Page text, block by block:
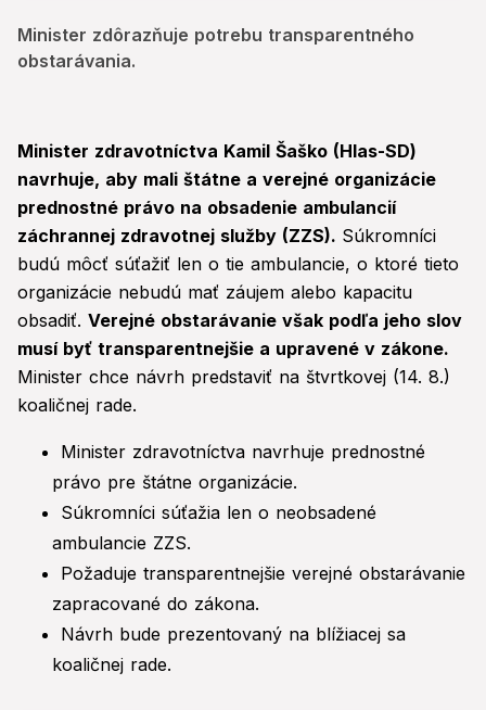
Minister zdôrazňuje potrebu transparentného
obstarávania.
Minister zdravotníctva Kamil Šaško (Hlas-SD)
navrhuje, aby mali štátne a verejné organizácie
prednostné právo na obsadenie ambulancií
záchrannej zdravotnej služby (ZZS). Súkromníci
budú môcť súťažiť len o tie ambulancie, o ktoré tieto
organizácie nebudú mať záujem alebo kapacitu
obsadiť. Verejné obstarávanie však podľa jeho slov
musí byť transparentnejšie a upravené v zákone.
Minister chce návrh predstaviť na štvrtkovej (14. 8.)
koaličnej rade.
Minister zdravotníctva navrhuje prednostné
právo pre štátne organizácie.
Súkromníci súťažia len o neobsadené
ambulancie ZZS.
Požaduje transparentnejšie verejné obstarávanie
zapracované do zákona.
Návrh bude prezentovaný na blížiacej sa
koaličnej rade.